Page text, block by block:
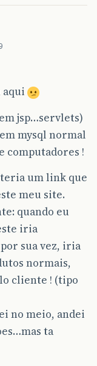
aqui
jsp…servlets)
mysql normal
computadores !
um link que
meu site.
quando eu
iria
sua vez, iria
normais,
cliente ! (tipo
no meio, andei
ta